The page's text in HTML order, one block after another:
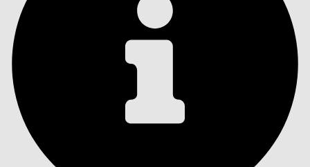
Índice de materias
ÍNDICE DE MATERIAS
Buscar